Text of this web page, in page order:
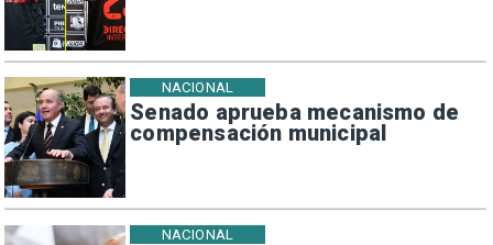
Senado aprueba mecanismo de
compensación municipal
NACIONAL
NACIONAL